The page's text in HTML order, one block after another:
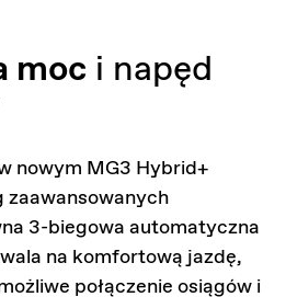
moc i napęd
nowym MG3 Hybrid+
3-biegowa automatyczna
na komfortową jazdę,
połączenie osiągów i